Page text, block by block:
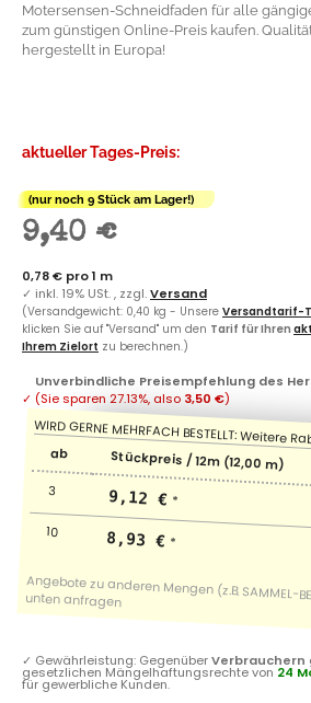
Motersensen-Schneidfaden für alle
zum günstigen Online-Preis kaufen.
hergestellt in Europa!
aktueller Tages-Preis:
(nur noch 9 Stück am Lager!)
9,40 €
0,78 € pro 1 m
✓ inkl. 19% USt. , zzgl.Versand
(Versandgewicht: 0,40 kg - Unsere Versandtarif-
klicken Sie auf "Versand" um den Tarif für Ihren
Ihrem Zielort zu berechnen.)
Unverbindliche Preisempfehlung des
✓ (Sie sparen 27.13%, also 3,50 €)
ab Stückpreis / 12m (12,00 m)
3 9,12 € *
10 8,93 € *
✓ Gewährleistung: GegenüberVerbrauchern
gesetzlichen Mängelhaftungsrechte von 24
für gewerbliche Kunden.